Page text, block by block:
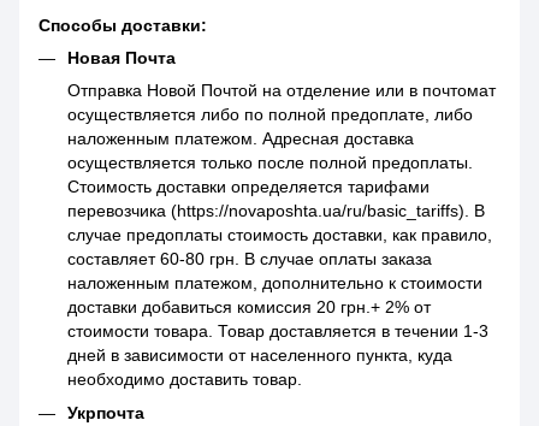
Способы доставки:
Новая Почта
Отправка Новой Почтой на отделение или в почтомат
осуществляется либо по полной предоплате, либо
наложенным платежом. Адресная доставка
осуществляется только после полной предоплаты.
Стоимость доставки определяется тарифами
перевозчика (https://novaposhta.ua/ru/basic_tariffs). В
случае предоплаты стоимость доставки, как правило,
составляет 60-80 грн. В случае оплаты заказа
наложенным платежом, дополнительно к стоимости
доставки добавиться комиссия 20 грн.+ 2% от
стоимости товара. Товар доставляется в течении 1-3
дней в зависимости от населенного пункта, куда
необходимо доставить товар.
Укрпочта